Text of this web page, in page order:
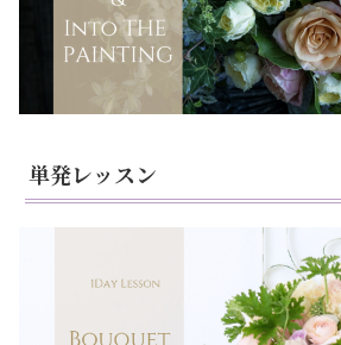
単発レッスン